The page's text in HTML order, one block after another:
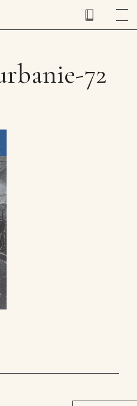
72